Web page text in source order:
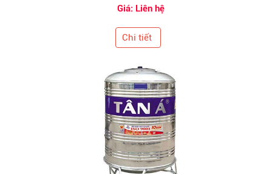
Giá: Liên hệ
Chi tiết